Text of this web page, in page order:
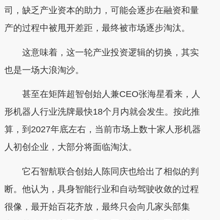
司，缺乏产业资本的助力，可能会逐步在融资和量
产的过程中被甩开差距，最终被市场逐步淘汰。
这意味着，这一轮产业投资逻辑的切换，其实
也是一场大浪淘沙。
甚至在矩阵超智创始人兼CEO张海星看来，人
形机器人行业洗牌最快18个月内就会发生。按此推
算，到2027年底左右，当前市场上数十家人形机器
人初创企业，大部分将面临淘汰。
它石智航联合创始人陈同庆也给出了相似的判
断。他认为，具身智能行业和自动驾驶收敛的过程
很像，最开始百花齐放，最终只会向几家头部集